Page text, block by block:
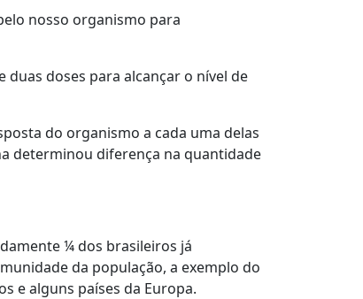
nosso organismo para
duas doses para alcançar o nível de
do organismo a cada uma delas
determinou diferença na quantidade
¼ dos brasileiros já
da população, a exemplo do
e alguns países da Europa.